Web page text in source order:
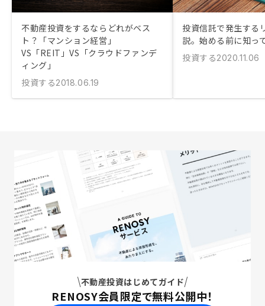
不動産投資をするならどれがベス
ト？「マンション経営」
VS「REIT」VS「クラウドファンデ
ィング」
投資する2018.06.19
投資信託で発生する
説。始める前に知っ
投資する2020.11.06
不動産投資はじめてガイド
RENOSY会員限定で無料公開中！